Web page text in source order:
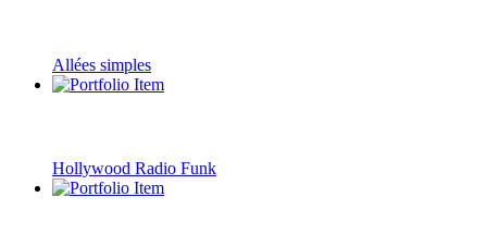
Allées simples
Hollywood Radio Funk